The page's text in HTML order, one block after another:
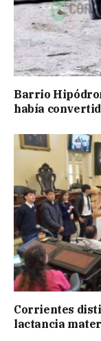
Barrio
había
Corrientes
lactancia